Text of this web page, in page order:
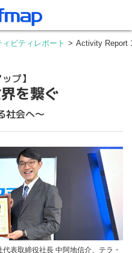
ィビティレポート Activity Report
プ】
を繋ぐ
社会へ～
表取締役社長 中阿地信介、テラ・